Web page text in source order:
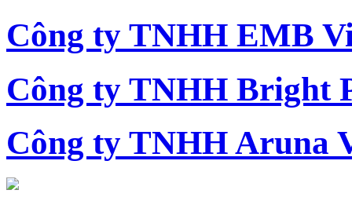
Công ty TNHH EMB
Công ty TNHH Bright
Công ty TNHH Aruna